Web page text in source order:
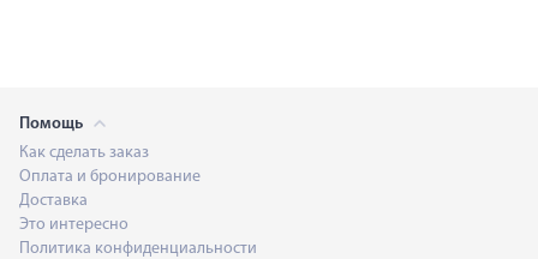
Помощь
Как сделать заказ
Оплата и бронирование
Доставка
Это интересно
Политика конфиденциальности